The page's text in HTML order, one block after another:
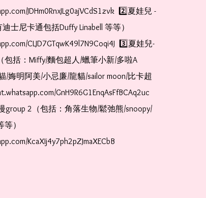
JDHm0RnxJLg0ajVCdS1zvk  2️⃣夏娃兒 -
士尼卡通包括Duffy Linabell 等等）
CLJD7GTqwK49l7N9Coqi4J  3️⃣夏娃兒-
包括：Miffy/麵包超人/蠟筆小新/多啦A
/娒明阿美/小忌廉/龍貓/sailor moon/比卡超
GnH9R6G1EnqAsFfBCAq2uc
group 2（包括：角落生物/鬆弛熊/snoopy/
）
KcaXIj4y7ph2pZJmaXECbB